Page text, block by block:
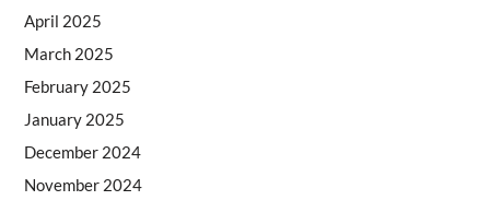
April 2025
March 2025
February 2025
January 2025
December 2024
November 2024